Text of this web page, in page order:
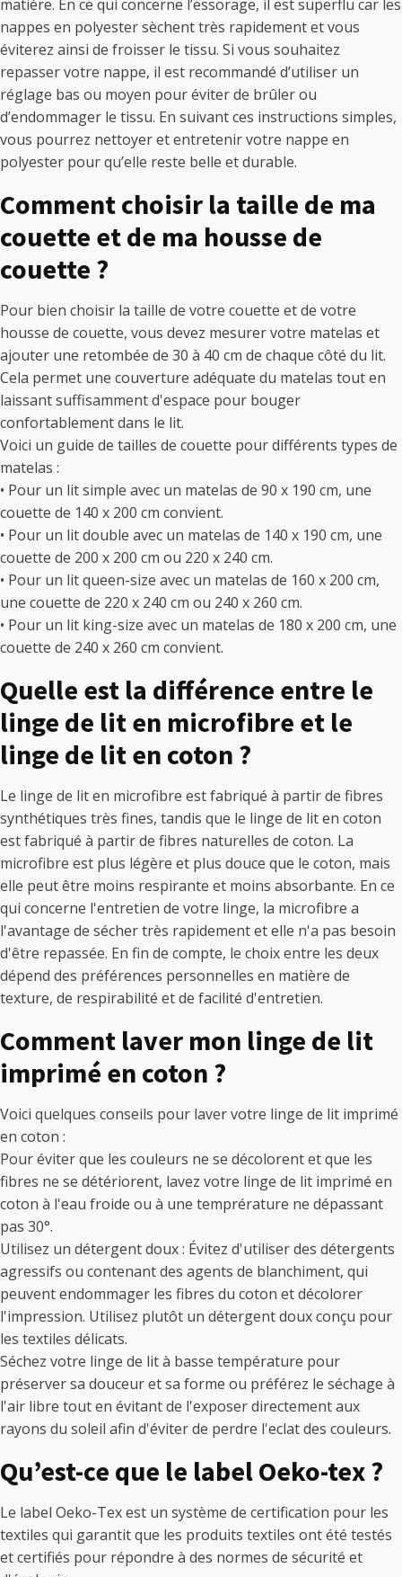
matière. En ce qui concerne l’essorage, il est superflu car les
nappes en polyester sèchent très rapidement et vous
éviterez ainsi de froisser le tissu. Si vous souhaitez
repasser votre nappe, il est recommandé d’utiliser un
réglage bas ou moyen pour éviter de brûler ou
d’endommager le tissu. En suivant ces instructions simples,
vous pourrez nettoyer et entretenir votre nappe en
polyester pour qu’elle reste belle et durable.
Comment choisir la taille de ma
couette et de ma housse de
couette ?
Pour bien choisir la taille de votre couette et de votre
housse de couette, vous devez mesurer votre matelas et
ajouter une retombée de 30 à 40 cm de chaque côté du lit.
Cela permet une couverture adéquate du matelas tout en
laissant suffisamment d'espace pour bouger
confortablement dans le lit.
Voici un guide de tailles de couette pour différents types de
matelas :
• Pour un lit simple avec un matelas de 90 x 190 cm, une
couette de 140 x 200 cm convient.
• Pour un lit double avec un matelas de 140 x 190 cm, une
couette de 200 x 200 cm ou 220 x 240 cm.
• Pour un lit queen-size avec un matelas de 160 x 200 cm,
une couette de 220 x 240 cm ou 240 x 260 cm.
• Pour un lit king-size avec un matelas de 180 x 200 cm, une
couette de 240 x 260 cm convient.
Quelle est la différence entre le
linge de lit en microfibre et le
linge de lit en coton ?
Le linge de lit en microfibre est fabriqué à partir de fibres
synthétiques très fines, tandis que le linge de lit en coton
est fabriqué à partir de fibres naturelles de coton. La
microfibre est plus légère et plus douce que le coton, mais
elle peut être moins respirante et moins absorbante. En ce
qui concerne l'entretien de votre linge, la microfibre a
l'avantage de sécher très rapidement et elle n'a pas besoin
d'être repassée. En fin de compte, le choix entre les deux
dépend des préférences personnelles en matière de
texture, de respirabilité et de facilité d'entretien.
Comment laver mon linge de lit
imprimé en coton ?
Voici quelques conseils pour laver votre linge de lit imprimé
en coton :
Pour éviter que les couleurs ne se décolorent et que les
fibres ne se détériorent, lavez votre linge de lit imprimé en
coton à l'eau froide ou à une temprérature ne dépassant
pas 30°.
Utilisez un détergent doux : Évitez d'utiliser des détergents
agressifs ou contenant des agents de blanchiment, qui
peuvent endommager les fibres du coton et décolorer
l'impression. Utilisez plutôt un détergent doux conçu pour
les textiles délicats.
Séchez votre linge de lit à basse température pour
préserver sa douceur et sa forme ou préférez le séchage à
l'air libre tout en évitant de l'exposer directement aux
rayons du soleil afin d'éviter de perdre l'eclat des couleurs.
Qu’est-ce que le label Oeko-tex ?
Le label Oeko-Tex est un système de certification pour les
textiles qui garantit que les produits textiles ont été testés
et certifiés pour répondre à des normes de sécurité et